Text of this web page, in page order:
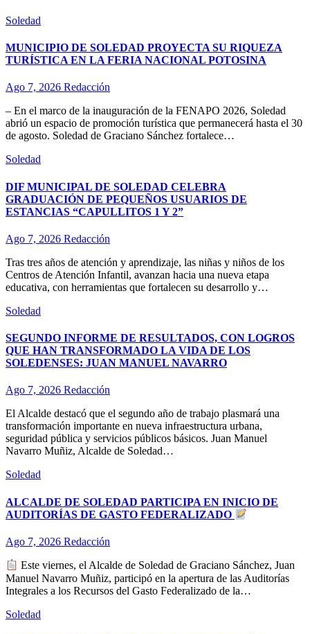
Soledad
MUNICIPIO DE SOLEDAD PROYECTA SU RIQUEZA
TURÍSTICA EN LA FERIA NACIONAL POTOSINA
Ago 7, 2026 Redacción
– En el marco de la inauguración de la FENAPO 2026, Soledad
abrió un espacio de promoción turística que permanecerá hasta el 30
de agosto. Soledad de Graciano Sánchez fortalece…
Soledad
DIF MUNICIPAL DE SOLEDAD CELEBRA
GRADUACIÓN DE PEQUEÑOS USUARIOS DE
ESTANCIAS “CAPULLITOS 1 Y 2”
Ago 7, 2026 Redacción
Tras tres años de atención y aprendizaje, las niñas y niños de los
Centros de Atención Infantil, avanzan hacia una nueva etapa
educativa, con herramientas que fortalecen su desarrollo y…
Soledad
SEGUNDO INFORME DE RESULTADOS, CON LOGROS
QUE HAN TRANSFORMADO LA VIDA DE LOS
SOLEDENSES: JUAN MANUEL NAVARRO
Ago 7, 2026 Redacción
El Alcalde destacó que el segundo año de trabajo plasmará una
transformación importante en nueva infraestructura urbana,
seguridad pública y servicios públicos básicos. Juan Manuel
Navarro Muñiz, Alcalde de Soledad…
Soledad
ALCALDE DE SOLEDAD PARTICIPA EN INICIO DE
AUDITORÍAS DE GASTO FEDERALIZADO
Ago 7, 2026 Redacción
Este viernes, el Alcalde de Soledad de Graciano Sánchez, Juan
Manuel Navarro Muñiz, participó en la apertura de las Auditorías
Integrales a los Recursos del Gasto Federalizado de la…
Soledad